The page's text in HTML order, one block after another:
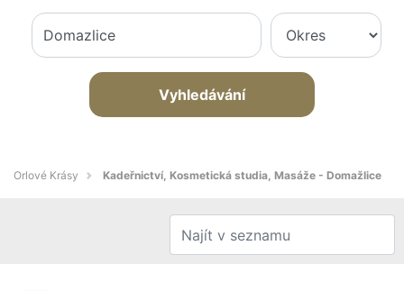
Vyhledávání
Orlové Krásy Kadeřnictví, Kosmetická studia, Masáže - Domažlice